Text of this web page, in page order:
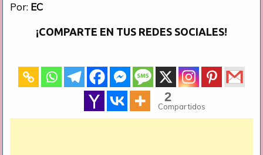
Por: EC
¡COMPARTE EN TUS REDES SOCIALES!
2
Compartidos